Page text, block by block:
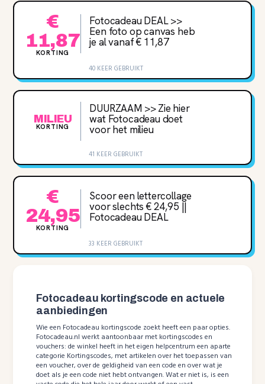
€
11,87
KORTING
Fotocadeau DEAL >>
Een foto op canvas heb
je al vanaf € 11,87
40 KEER GEBRUIKT
MILIEU
KORTING
DUURZAAM >> Zie hier
wat Fotocadeau doet
voor het milieu
41 KEER GEBRUIKT
€
24,95
KORTING
Scoor een lettercollage
voor slechts € 24,95 ||
Fotocadeau DEAL
33 KEER GEBRUIKT
Fotocadeau kortingscode en actuele
aanbiedingen
Wie een Fotocadeau kortingscode zoekt heeft een paar opties.
Fotocadeau.nl werkt aantoonbaar met kortingscodes en
vouchers: de winkel heeft in het eigen helpcentrum een aparte
categorie Kortingscodes, met artikelen over het toepassen van
een voucher, over de geldigheid van een code en over wat je
doet als je een code niet hebt ontvangen. Wat er niet is, is een